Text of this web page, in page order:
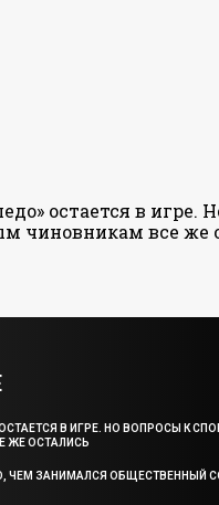
остается в игре.
чиновникам все же
В ИГРЕ. НО ВОПРОСЫ К
ЖЕ ОСТАЛИСЬ
ЧЕМ ЗАНИМАЛСЯ ОБЩЕСТВЕННЫЙ